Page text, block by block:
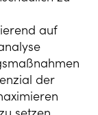
auf
der